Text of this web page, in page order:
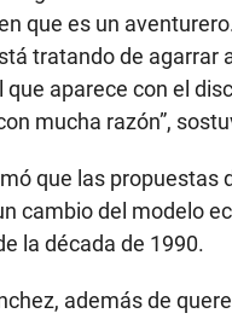
que es un
tratando de agarrar
que aparece con el
mucha razón”,
que las propuestas
cambio del modelo
la década de 1990.
además de